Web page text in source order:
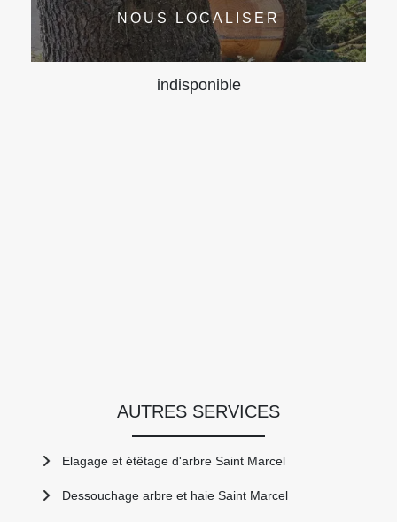
NOUS LOCALISER
indisponible
AUTRES SERVICES
Elagage et étêtage d'arbre Saint Marcel
Dessouchage arbre et haie Saint Marcel